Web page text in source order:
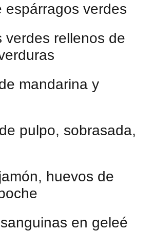
espárragos verdes
verdes rellenos de
mandarina y
pulpo, sobrasada,
huevos de
en geleé